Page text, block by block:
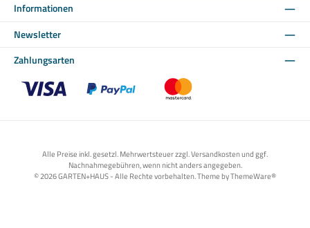
Informationen
Newsletter
Zahlungsarten
Alle Preise inkl. gesetzl. Mehrwertsteuer zzgl. Versandkosten und ggf.
Nachnahmegebühren, wenn nicht anders angegeben.
© 2026 GARTEN+HAUS - Alle Rechte vorbehalten. Theme byThemeWare®